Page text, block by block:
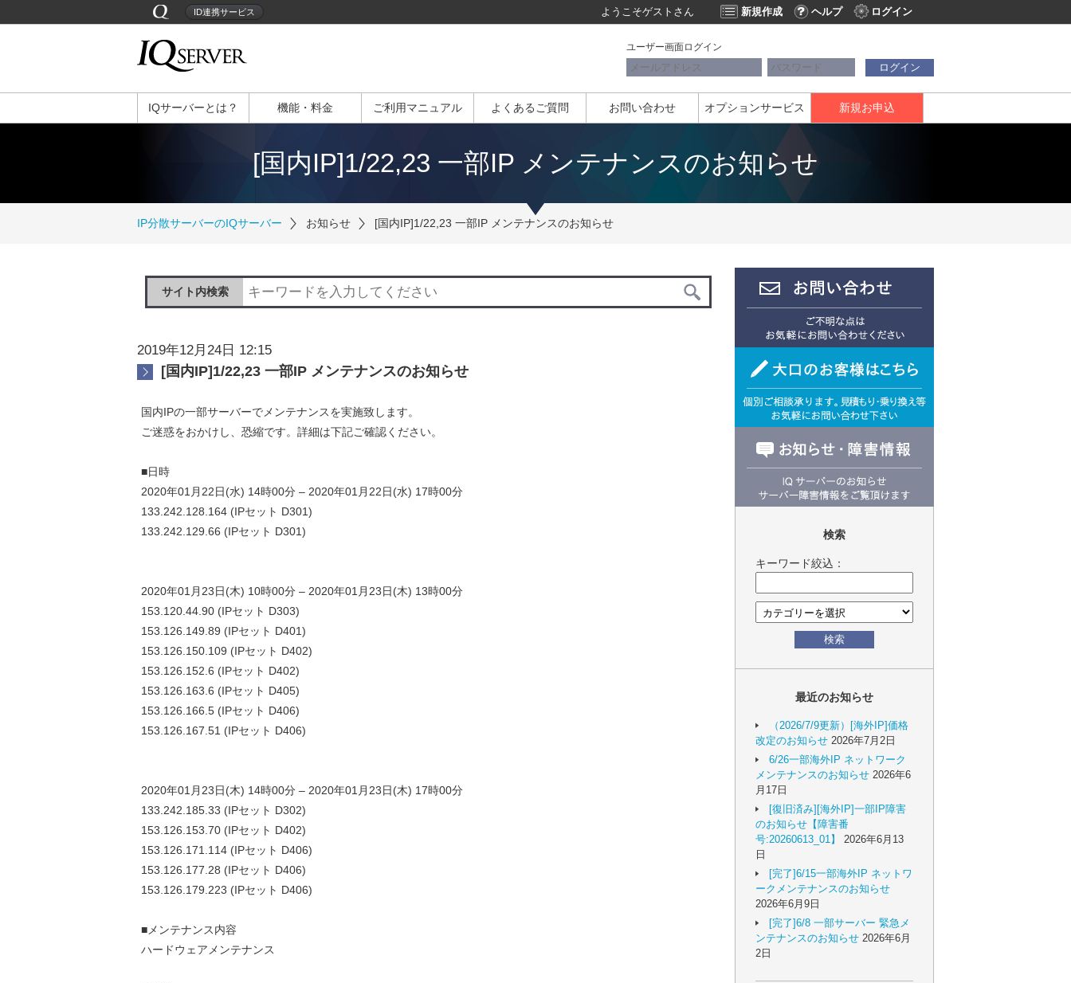
ID連携サービス ようこそゲスト さん 新規作成 ヘルプ ログイン
ユーザー画面ログイン
ログイン
IQサーバーとは？ 機能・料金 ご利用マニュアル よくあるご質問 お問い合わせ オプションサービス 新規お申込
[国内IP]1/22,23 一部IP メンテナンスのお知らせ
IP分散サーバーのIQサーバー お知らせ [国内IP]1/22,23 一部IP メンテナンスのお知らせ
サイト内検索
2019年12月24日 12:15
[国内IP]1/22,23 一部IP メンテナンスのお知らせ
国内IPの一部サーバーでメンテナンスを実施致します。
ご迷惑をおかけし、恐縮です。詳細は下記ご確認ください。
■日時
2020年01月22日(水) 14時00分 – 2020年01月22日(水) 17時00分
133.242.128.164 (IPセット D301)
133.242.129.66 (IPセット D301)
2020年01月23日(木) 10時00分 – 2020年01月23日(木) 13時00分
153.120.44.90 (IPセット D303)
153.126.149.89 (IPセット D401)
153.126.150.109 (IPセット D402)
153.126.152.6 (IPセット D402)
153.126.163.6 (IPセット D405)
153.126.166.5 (IPセット D406)
153.126.167.51 (IPセット D406)
2020年01月23日(木) 14時00分 – 2020年01月23日(木) 17時00分
133.242.185.33 (IPセット D302)
153.126.153.70 (IPセット D402)
153.126.171.114 (IPセット D406)
153.126.177.28 (IPセット D406)
153.126.179.223 (IPセット D406)
■メンテナンス内容
ハードウェアメンテナンス
検索
キーワード絞込：
検索
最近のお知らせ
（2026/7/9更新）[海外IP]価格
改定のお知らせ 2026年7月2日
6/26一部海外IP ネットワーク
メンテナンスのお知らせ 2026年6
月17日
[復旧済み][海外IP]一部IP障害
のお知らせ【障害番
号:20260613_01】
2026年6月13
日
[完了]6/15一部海外IP ネットワ
ークメンテナンスのお知らせ
2026年6月9日
[完了]6/8 一部サーバー 緊急メ
ンテナンスのお知らせ 2026年6月
2日